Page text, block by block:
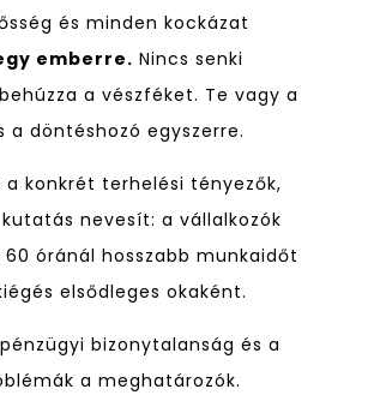
és minden kockázat
emberre. Nincs senki
a vészféket. Te vagy a
a döntéshozó egyszerre.
a konkrét terhelési tényezők,
nevesít: a vállalkozók
óránál hosszabb munkaidőt
elsődleges okaként.
bizonytalanság és a
a meghatározók.